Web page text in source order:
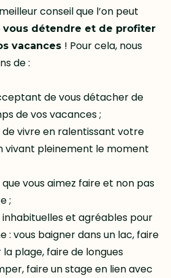
conseil que l’on peut
vous détendre et de profiter
vacances ! Pour cela, nous
de :
de vous détacher de
de vos vacances ;
vivre en ralentissant votre
vivant pleinement le moment
vous aimez faire et non pas
;
inhabituelles et agréables pour
: vous baigner dans un lac, faire
plage, faire de longues
faire un stage en lien avec